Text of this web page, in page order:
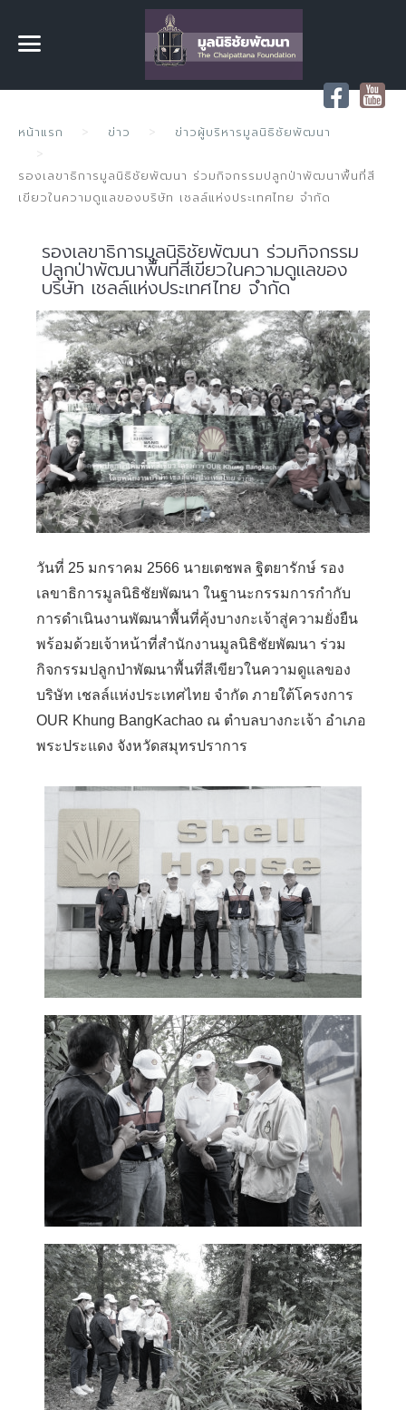
หน้าแรก ข่าว ข่าวผู้บริหารมูลนิธิชัยพัฒนา
รองเลขาธิการมูลนิธิชัยพัฒนา ร่วมกิจกรรมปลูกป่าพัฒนาพื้นที่สี
เขียวในความดูแลของบริษัท เชลล์แห่งประเทศไทย จำกัด
รองเลขาธิการมูลนิธิชัยพัฒนา ร่วมกิจกรรม
ปลูกป่าพัฒนาพื้นที่สีเขียวในความดูแลของ
บริษัท เชลล์แห่งประเทศไทย จำกัด
วันที่ 25 มกราคม 2566 นายเตชพล ฐิตยารักษ์ รอง
เลขาธิการมูลนิธิชัยพัฒนา ในฐานะกรรมการกำกับ
การดำเนินงานพัฒนาพื้นที่คุ้งบางกะเจ้าสู่ความยั่งยืน
พร้อมด้วยเจ้าหน้าที่สำนักงานมูลนิธิชัยพัฒนา ร่วม
กิจกรรมปลูกป่าพัฒนาพื้นที่สีเขียวในความดูแลของ
บริษัท เชลล์แห่งประเทศไทย จำกัด ภายใต้โครงการ
OUR Khung BangKachao ณ ตำบลบางกะเจ้า อำเภอ
พระประแดง จังหวัดสมุทรปราการ